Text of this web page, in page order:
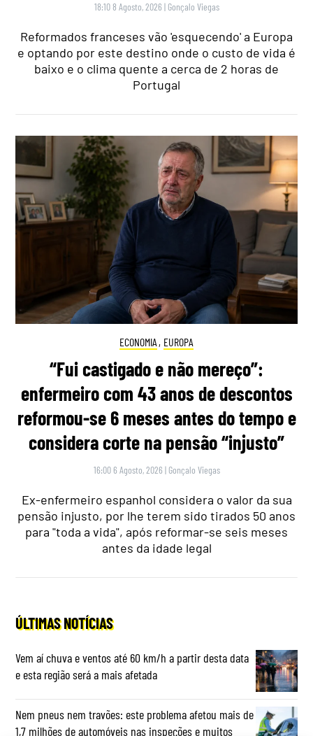
18:10 8 Agosto, 2026 | Gonçalo Viegas
Reformados franceses vão 'esquecendo' a Europa
e optando por este destino onde o custo de vida é
baixo e o clima quente a cerca de 2 horas de
Portugal
ECONOMIA , EUROPA
“Fui castigado e não mereço”:
enfermeiro com 43 anos de descontos
reformou-se 6 meses antes do tempo e
considera corte na pensão “injusto”
16:00 6 Agosto, 2026 | Gonçalo Viegas
Ex-enfermeiro espanhol considera o valor da sua
pensão injusto, por lhe terem sido tirados 50 anos
para "toda a vida", após reformar-se seis meses
antes da idade legal
ÚLTIMAS NOTÍCIAS
Vem aí chuva e ventos até 60 km/h a partir desta data
e esta região será a mais afetada
Nem pneus nem travões: este problema afetou mais de
1,7 milhões de automóveis nas inspeções e muitos